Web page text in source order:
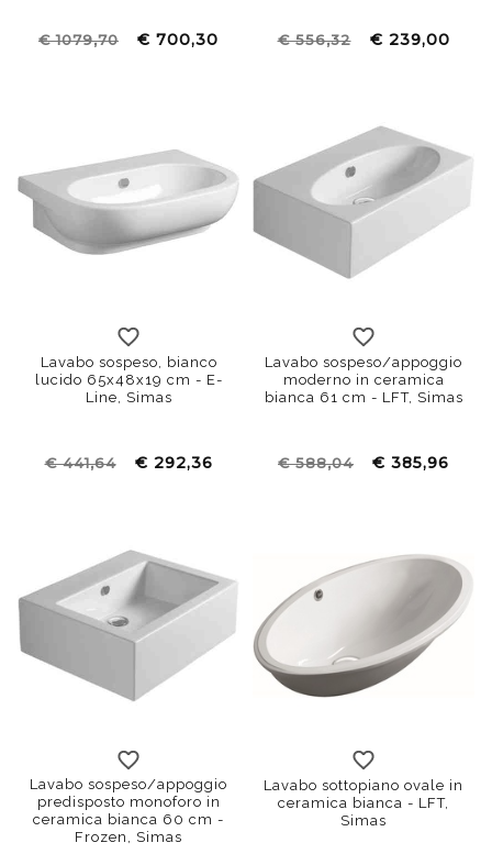
€ 1079,70 € 700,30 € 556,32 € 239,00
Lavabo sospeso, bianco
lucido 65x48x19 cm - E-
Line, Simas
€ 441,64 € 292,36
Lavabo sospeso/appoggio
moderno in ceramica
bianca 61 cm - LFT, Simas
€ 588,04 € 385,96
Lavabo sospeso/appoggio
predisposto monoforo in
ceramica bianca 60 cm -
Frozen, Simas
Lavabo sottopiano ovale in
ceramica bianca - LFT,
Simas